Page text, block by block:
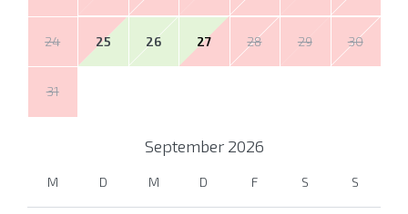
24 25 26 27 28 29 30
31
September 2026
M D M D F S S